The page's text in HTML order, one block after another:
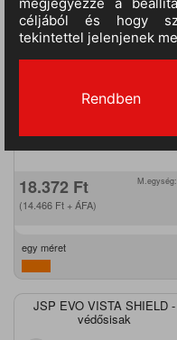
18.372 Ft
(14.466 Ft + ÁFA)
M.egység:
egy méret
JSP EVO VISTA SHIELD -
védősisak